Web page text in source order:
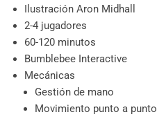
Ilustración Aron Midhall
2-4 jugadores
60-120 minutos
Bumblebee Interactive
Mecánicas
Gestión de mano
Movimiento punto a punto